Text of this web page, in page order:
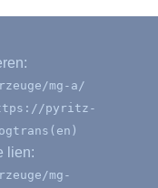
mg-a/
pyritz-
lien:
mg-